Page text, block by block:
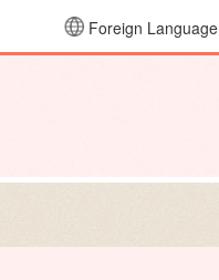
：青
変更：白
Foreign Language